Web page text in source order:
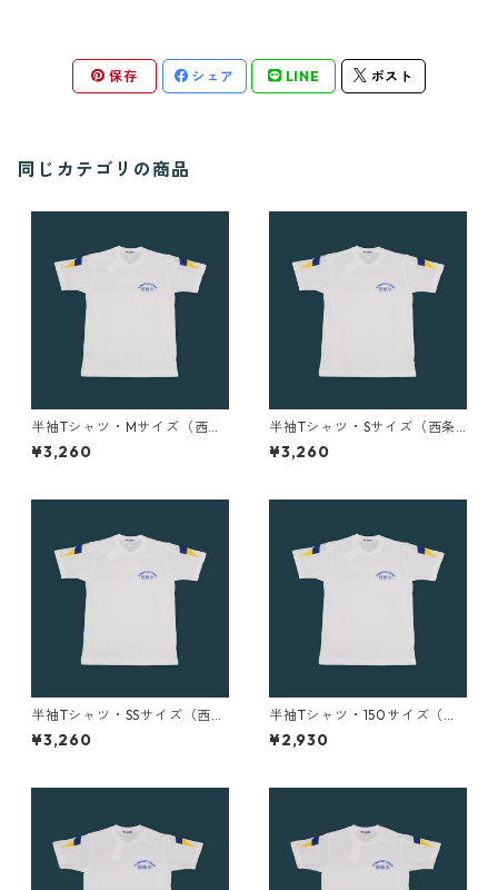
保存 シェア LINE ポスト
同じカテゴリの商品
半袖Tシャツ・Mサイズ（西条
小）
¥3,260
半袖Tシャツ・Sサイズ（西条
小）
¥3,260
半袖Tシャツ・SSサイズ（西条
小）
¥3,260
半袖Tシャツ・150サイズ（西
条小）
¥2,930